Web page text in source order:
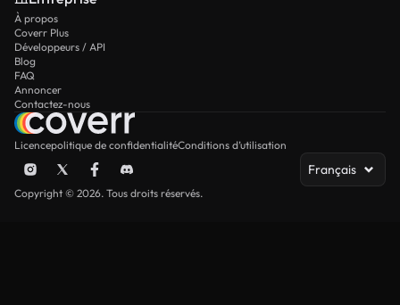
À propos
Coverr Plus
Développeurs / API
Blog
FAQ
Annoncer
Contactez-nous
Licencepolitique de confidentialitéConditions d’utilisation
Français
Copyright © 2026. Tous droits réservés.